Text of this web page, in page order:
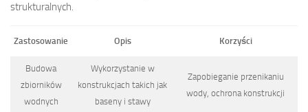
strukturalnych.
Zastosowanie Opis Korzyści
Budowa
zbiorników
wodnych
Wykorzystanie w
konstrukcjach takich jak
baseny i stawy
Zapobieganie przenikaniu
wody, ochrona konstrukcji